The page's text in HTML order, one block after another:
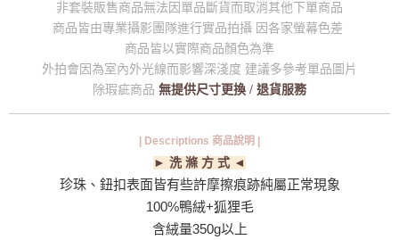
非套裝販售商品無法因單品斷貨而取消其他下單商品
商品皆由專業攝影團隊進行實品拍攝 因各家螢幕色差
商品皆以實際商品顏色為準
外拍會因為室內外光線而影響深淺度 建議多參考單品圖片
除瑕疵商品 無提供尺寸更換 / 退貨服務
| Descriptions 商品說明 |
► 洗 滌 方 式 ◄
珍珠、鈕扣表面皆有些許摩擦痕跡純屬正常現象
100%鴨絨+狐狸毛
含絨量350g以上